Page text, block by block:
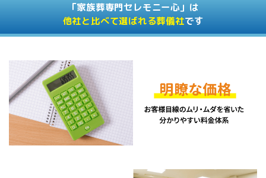
「家族葬専門セレモニー心」は
他社と比べて選ばれる葬儀社です